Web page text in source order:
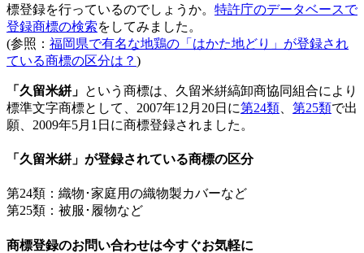
標登録を行っているのでしょうか。 特許庁のデータベースで
登録商標の検索をしてみました。
(参照： 福岡県で有名な地鶏の「はかた地どり」が登録され
ている商標の区分は？ )
「久留米絣」 という商標は、久留米絣縞卸商協同組合により
標準文字商標として、2007年12月20日に第24類 第25類で出
願、2009年5月1日に商標登録されました。
「久留米絣」が登録されている商標の区分
第24類：織物･家庭用の織物製カバーなど
第25類：被服･履物など
商標登録のお問い合わせは今すぐお気軽に